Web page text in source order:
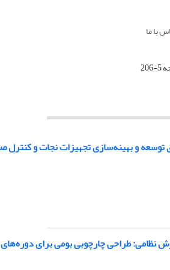
با ما
توسعه و بهینه‌سازی تجهیزات نجات و
نظامی: طراحی چارچوبی بومی برای